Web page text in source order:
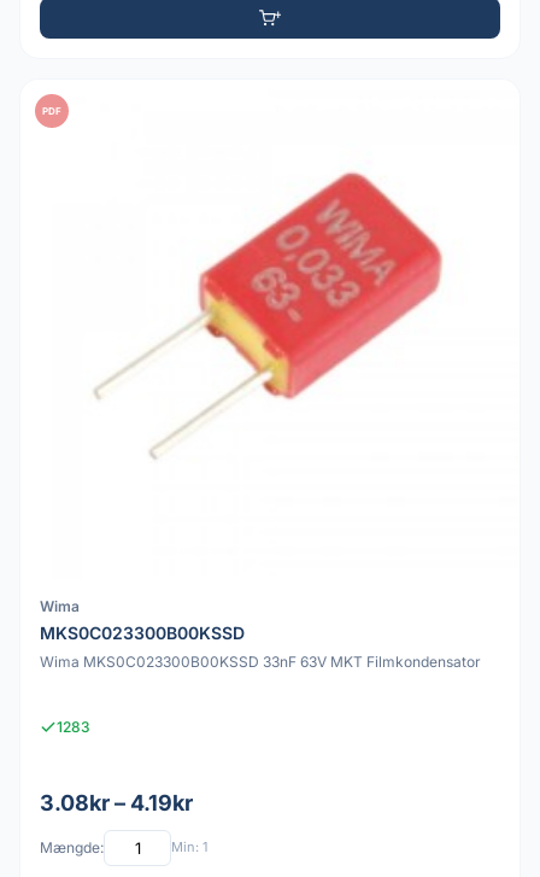
PDF
Wima
MKS0C023300B00KSSD
Wima MKS0C023300B00KSSD 33nF 63V MKT Filmkondensator
1283
3.08kr – 4.19kr
Mængde: Min: 1